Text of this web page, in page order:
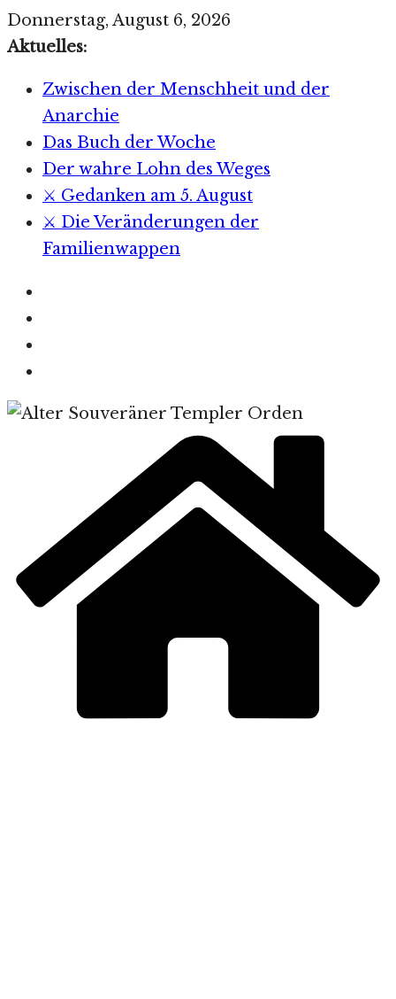
Zum
Inhalt
Donnerstag, August 6, 2026
Aktuelles:
Zwischen der Menschheit und der
Anarchie
Das Buch der Woche
Der wahre Lohn des Weges
⚔️ Gedanken am 5. August
⚔️ Die Veränderungen der
Familienwappen